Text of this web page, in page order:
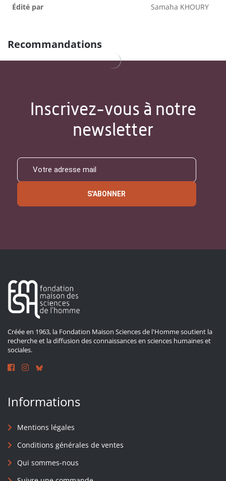
Édité par Samaha KHOURY
Recommandations
Inscrivez-vous à notre
newsletter
S'ABONNER
Créée en 1963, la Fondation Maison Sciences de l'Homme soutient la
recherche et la diffusion des connaissances en sciences humaines et
sociales.
Informations
Mentions légales
Conditions générales de ventes
Qui sommes-nous